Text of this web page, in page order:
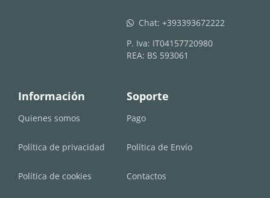
whatsapp Chat: +393393672222
P. Iva: IT04157720980
REA: BS 593061
Información
Quienes somos
Política de privacidad
Política de cookies
Soporte
Pago
Política de Envío
Contactos